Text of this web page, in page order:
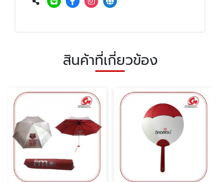
สินค้าที่เกี่ยวข้อง